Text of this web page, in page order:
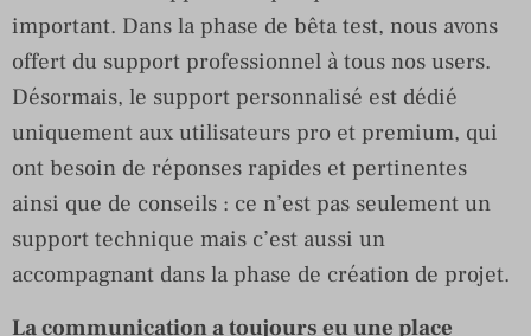
important. Dans la phase de bêta test, nous avons
offert du support professionnel à tous nos users.
Désormais, le support personnalisé est dédié
uniquement aux utilisateurs pro et premium, qui
ont besoin de réponses rapides et pertinentes
ainsi que de conseils : ce n’est pas seulement un
support technique mais c’est aussi un
accompagnant dans la phase de création de projet.
La communication a toujours eu une place